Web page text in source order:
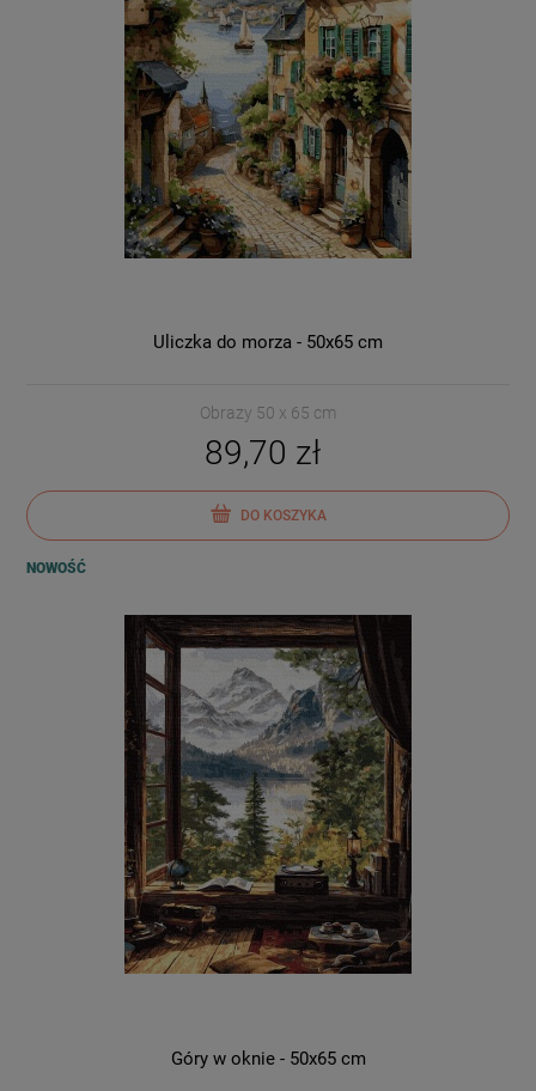
Uliczka do morza - 50x65 cm
Obrazy 50 x 65 cm
89,70 zł
DO KOSZYKA
Góry w oknie - 50x65 cm
NOWOŚĆ